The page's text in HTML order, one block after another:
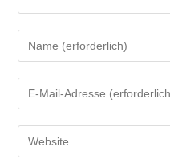
Namen
oder
Benutzernamen
zum
Kommentieren
E-
Mail-
Adresse